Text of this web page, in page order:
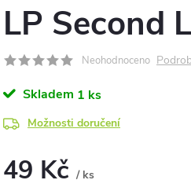
LP Second
Neohodnoceno
Skladem 1 ks
Možnosti doručení
49 Kč / ks